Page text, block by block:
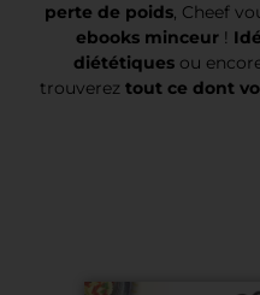
perte de poids, Cheef
ebooks minceur!
diététiques ou
trouverez tout ce dont